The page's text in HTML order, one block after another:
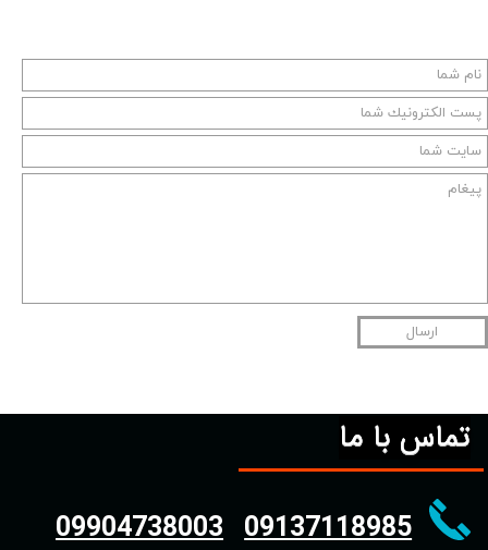
ارسال
تماس با ما
09904738003 09137118985